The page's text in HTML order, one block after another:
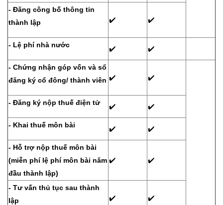
- Đăng công bố thông tin
thành lập
✔️ ✔️
- Lệ phí nhà nước ✔️ ✔️
- Chứng nhận góp vốn và sổ
đăng ký cổ đông/ thành viên ✔️ ✔️
- Đăng ký nộp thuế điện tử ✔️ ✔️
- Khai thuế môn bài ✔️ ✔️
- Hỗ trợ nộp thuế môn bài
(miễn phí lệ phí môn bài năm
đầu thành lập)
✔️ ✔️
- Tư vấn thủ tục sau thành
lập
✔️ ✔️